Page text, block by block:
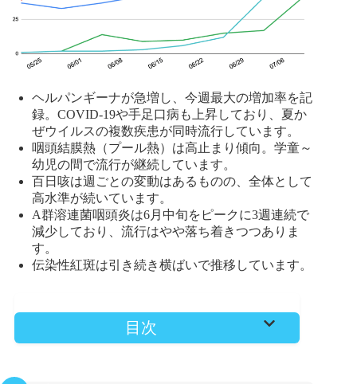
ヘルパンギーナが急増し、今週最大の増加率を記
録。COVID-19や手足口病も上昇しており、夏か
ぜウイルスの複数疾患が同時流行しています。
咽頭結膜熱（プール熱）は高止まり傾向。学童～
幼児の間で流行が継続しています。
百日咳は週ごとの変動はあるものの、全体として
高水準が続いています。
A群溶連菌咽頭炎は6月中旬をピークに3週連続で
減少しており、流行はやや落ち着きつつありま
す。
伝染性紅斑は引き続き横ばいで推移しています。
目次